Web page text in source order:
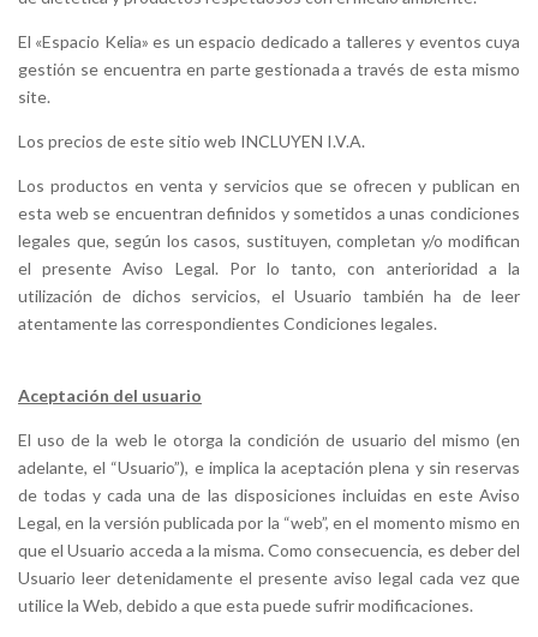
El «Espacio Kelia» es un espacio dedicado a talleres y eventos cuya
gestión se encuentra en parte gestionada a través de esta mismo
site.
Los precios de este sitio web INCLUYEN I.V.A.
Los productos en venta y servicios que se ofrecen y publican en
esta web se encuentran definidos y sometidos a unas condiciones
legales que, según los casos, sustituyen, completan y/o modifican
el presente Aviso Legal. Por lo tanto, con anterioridad a la
utilización de dichos servicios, el Usuario también ha de leer
atentamente las correspondientes Condiciones legales.
Aceptación del usuario
El uso de la web le otorga la condición de usuario del mismo (en
adelante, el “Usuario”), e implica la aceptación plena y sin reservas
de todas y cada una de las disposiciones incluidas en este Aviso
Legal, en la versión publicada por la “web”, en el momento mismo en
que el Usuario acceda a la misma. Como consecuencia, es deber del
Usuario leer detenidamente el presente aviso legal cada vez que
utilice la Web, debido a que esta puede sufrir modificaciones.